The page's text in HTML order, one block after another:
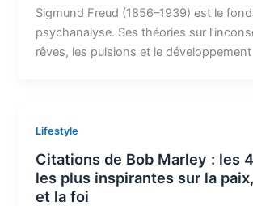
Sigmund Freud (1856–1939) est le
psychanalyse. Ses théories sur
rêves, les pulsions et le développement
Lifestyle
Citations de Bob Marley : les
les plus inspirantes sur la
et la foi